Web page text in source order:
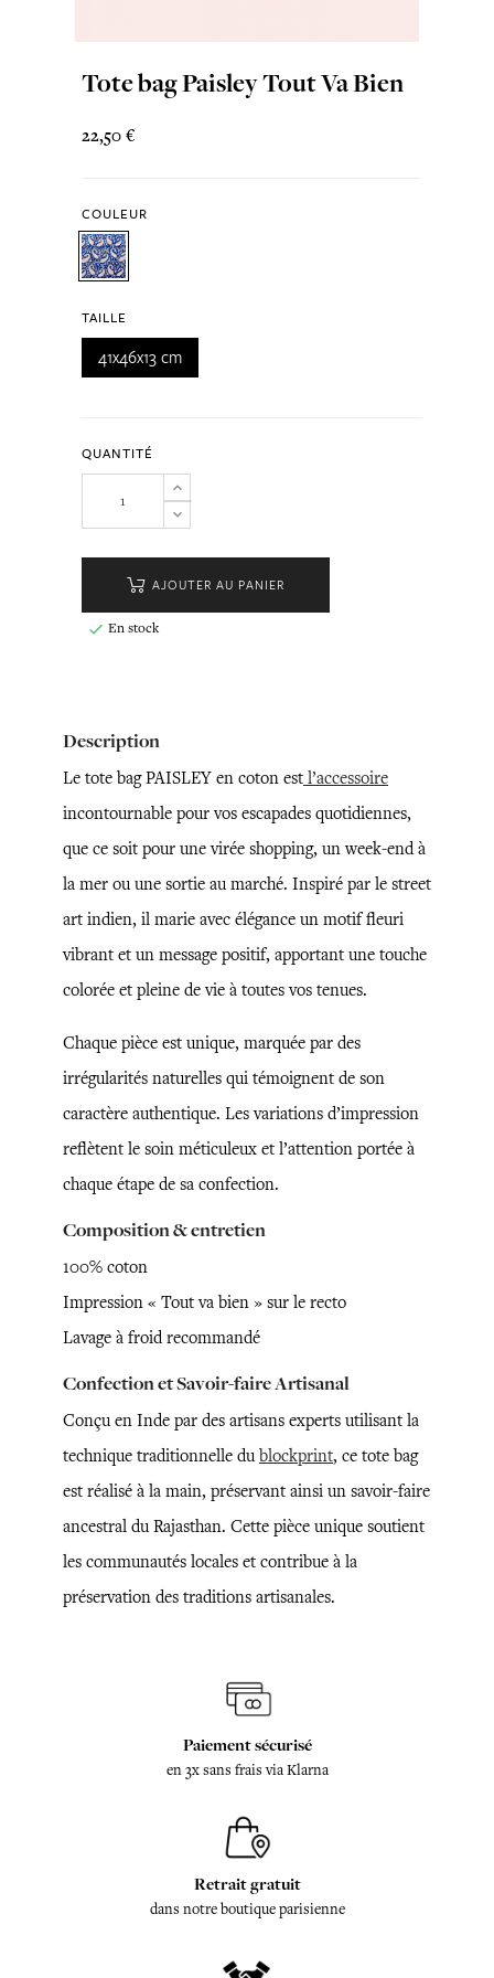
Tote bag Paisley Tout Va Bien
22,50 €
COULEUR
TAILLE
41x46x13 cm
QUANTITÉ
AJOUTER AU PANIER
 En stock
Description
Le tote bag PAISLEY en coton est l’accessoire
incontournable pour vos escapades quotidiennes,
que ce soit pour une virée shopping, un week-end à
la mer ou une sortie au marché. Inspiré par le street
art indien, il marie avec élégance un motif fleuri
vibrant et un message positif, apportant une touche
colorée et pleine de vie à toutes vos tenues.
Chaque pièce est unique, marquée par des
irrégularités naturelles qui témoignent de son
caractère authentique. Les variations d’impression
reflètent le soin méticuleux et l’attention portée à
chaque étape de sa confection.
Composition & entretien
100% coton
Impression « Tout va bien » sur le recto
Lavage à froid recommandé
Confection et Savoir-faire Artisanal
Conçu en Inde par des artisans experts utilisant la
technique traditionnelle dublockprint, ce tote bag
est réalisé à la main, préservant ainsi un savoir-faire
ancestral du Rajasthan. Cette pièce unique soutient
les communautés locales et contribue à la
préservation des traditions artisanales.
Paiement sécurisé
en 3x sans frais via Klarna
Retrait gratuit
dans notre boutique parisienne